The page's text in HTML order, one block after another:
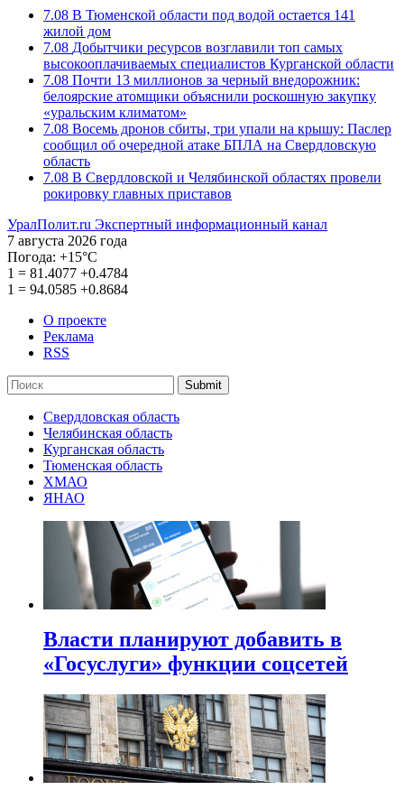
7.08 В Тюменской области под водой остается 141
жилой дом
7.08 Добытчики ресурсов возглавили топ самых
высокооплачиваемых специалистов Курганской области
7.08 Почти 13 миллионов за черный внедорожник:
белоярские атомщики объяснили роскошную закупку
«уральским климатом»
7.08 Восемь дронов сбиты, три упали на крышу: Паслер
сообщил об очередной атаке БПЛА на Свердловскую
область
7.08 В Свердловской и Челябинской областях провели
рокировку главных приставов
УралПолит.ru Экспертный информационный канал
7 августа 2026 года
Погода: +15°С
1 = 81.4077 +0.4784
1 = 94.0585 +0.8684
О проекте
Реклама
RSS
Submit
Свердловская область
Челябинская область
Курганская область
Тюменская область
ХМАО
ЯНАО
Власти планируют добавить в
«Госуслуги» функции соцсетей